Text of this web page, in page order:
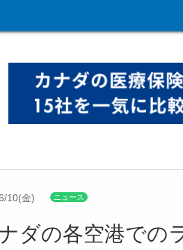
10(金) ニュース
ダの各空港での